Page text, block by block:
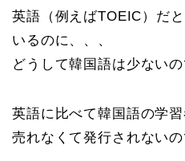
英語（例えばTOEIC）だ
いるのに、、、
どうして韓国語は少ない
英語に比べて韓国語の学
売れなくて発行されないの